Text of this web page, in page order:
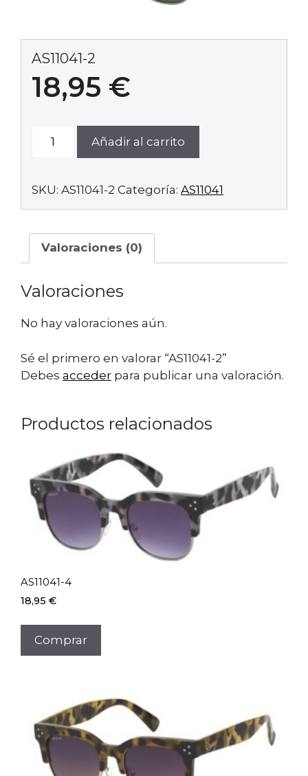
AS11041-2
18,95 €
Añadir al carrito
SKU: AS11041-2 Categoría: AS11041
Valoraciones (0)
Valoraciones
No hay valoraciones aún.
Sé el primero en valorar “AS11041-2”
Debes acceder para publicar una valoración.
Productos relacionados
AS11041-4
18,95 €
Comprar